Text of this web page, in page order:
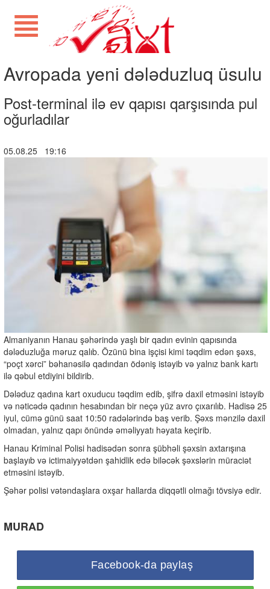
Avropada yeni dələduzluq üsulu
Post-terminal ilə ev qapısı qarşısında pul
oğurladılar
05.08.25 19:16
Almaniyanın Hanau şəhərində yaşlı bir qadın evinin qapısında
dələduzluğa məruz qalıb. Özünü bina işçisi kimi təqdim edən şəxs,
“poçt xərci” bəhanəsilə qadından ödəniş istəyib və yalnız bank kartı
ilə qəbul etdiyini bildirib.
Dələduz qadına kart oxuducu təqdim edib, şifrə daxil etməsini istəyib
və nəticədə qadının hesabından bir neçə yüz avro çıxarılıb. Hadisə 25
iyul, cümə günü saat 10:50 radələrində baş verib. Şəxs mənzilə daxil
olmadan, yalnız qapı önündə əməliyyatı həyata keçirib.
Hanau Kriminal Polisi hadisədən sonra şübhəli şəxsin axtarışına
başlayıb və ictimaiyyətdən şahidlik edə biləcək şəxslərin müraciət
etməsini istəyib.
Şəhər polisi vətəndaşlara oxşar hallarda diqqətli olmağı tövsiyə edir.
MURAD
Facebook-da paylaş